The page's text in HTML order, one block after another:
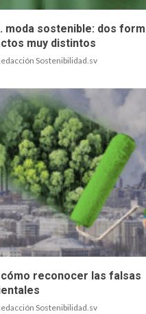
moda sostenible: dos
muy distintos
Sostenibilidad.sv
reconocer las falsas
Sostenibilidad.sv